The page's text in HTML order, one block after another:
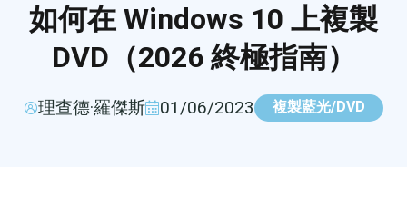
BD-DVD 開膛手
店鋪
如何在 Windows 10 上複製
DVD（2026 終極指南）
理查德·羅傑斯 01/06/2023 複製藍光/DVD